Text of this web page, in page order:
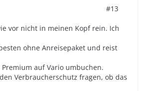
#13
vor nicht in meinen Kopf rein. Ich
ohne Anreisepaket und reist
auf Vario umbuchen.
Verbraucherschutz fragen, ob das